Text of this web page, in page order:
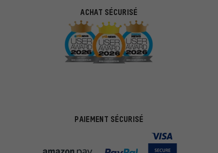
ACHAT SÉCURISÉ
PAIEMENT SÉCURISÉ